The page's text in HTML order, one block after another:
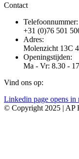
Contact
Telefoonnummer:
+31 (0)76 501
Adres:
Molenzicht 13C
Openingstijden:
Ma - Vr: 8.30 -
Vind ons op:
Linkedin page opens
© Copyright 2025 | AP